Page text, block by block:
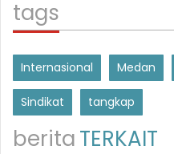
tags
Internasional Medan
Sindikat tangkap
beritaTERKAIT